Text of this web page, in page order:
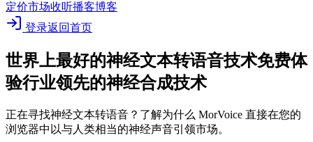
定价市场收听播客博客
登录返回首页
世界上最好的神经文本转语音技术免费体
验行业领先的神经合成技术
正在寻找神经文本转语音？了解为什么 MorVoice 直接在您的
浏览器中以与人类相当的神经声音引领市场。